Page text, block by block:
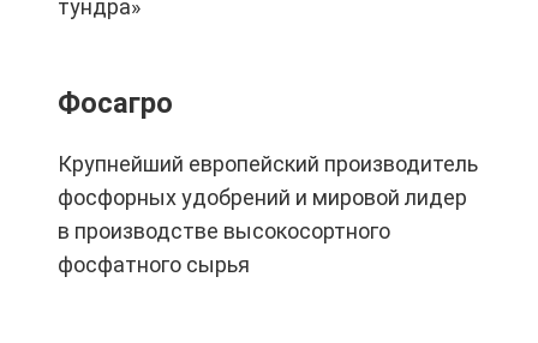
тундра»
Фосагро
Крупнейший европейский производитель
фосфорных удобрений и мировой лидер
в производстве высокосортного
фосфатного сырья